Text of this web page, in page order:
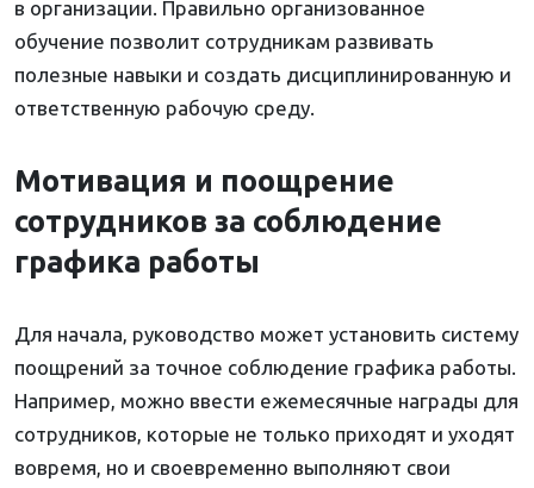
в организации. Правильно организованное
обучение позволит сотрудникам развивать
полезные навыки и создать дисциплинированную и
ответственную рабочую среду.
Мотивация и поощрение
сотрудников за соблюдение
графика работы
Для начала, руководство может установить систему
поощрений за точное соблюдение графика работы.
Например, можно ввести ежемесячные награды для
сотрудников, которые не только приходят и уходят
вовремя, но и своевременно выполняют свои